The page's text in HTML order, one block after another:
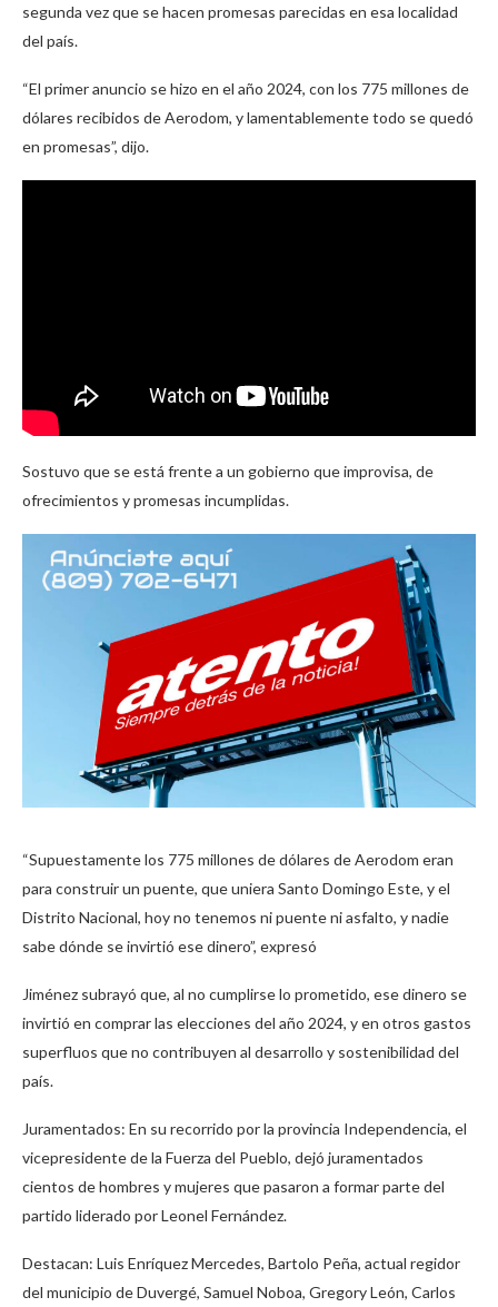
segunda vez que se hacen promesas parecidas en esa localidad
del país.
“El primer anuncio se hizo en el año 2024, con los 775 millones de
dólares recibidos de Aerodom, y lamentablemente todo se quedó
en promesas”, dijo.
Sostuvo que se está frente a un gobierno que improvisa, de
ofrecimientos y promesas incumplidas.
“Supuestamente los 775 millones de dólares de Aerodom eran
para construir un puente, que uniera Santo Domingo Este, y el
Distrito Nacional, hoy no tenemos ni puente ni asfalto, y nadie
sabe dónde se invirtió ese dinero”, expresó
Jiménez subrayó que, al no cumplirse lo prometido, ese dinero se
invirtió en comprar las elecciones del año 2024, y en otros gastos
superfluos que no contribuyen al desarrollo y sostenibilidad del
país.
Juramentados: En su recorrido por la provincia Independencia, el
vicepresidente de la Fuerza del Pueblo, dejó juramentados
cientos de hombres y mujeres que pasaron a formar parte del
partido liderado por Leonel Fernández.
Destacan: Luis Enríquez Mercedes, Bartolo Peña, actual regidor
del municipio de Duvergé, Samuel Noboa, Gregory León, Carlos